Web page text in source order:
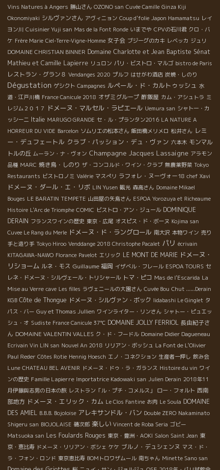
Vins Natures à Angers 勝山さん OZONO san Cuvée Camille Ginza Kiji
Okonomiyaki シルヴァンさん アヴィニョン Coup d'folie Japon Hamamatsu レイ
ヨン川 Cuisinier Yuji san Mas de la Font Ronde いまでや CPVの石川君 クロ・バ
ケ Frère Marie Ciel-Terre-Vigne-Homme 女子会 ブジーグのカキ レベッカ ジュリ
DOMAINE CHRISTIAN BINNER Domaine Charlotte et Jean Baptiste Sénat
Mathieu et Camille Lapierre リュロン パリ・ビストロ・マルゴ bistro de Paris
レストラン・グラン８ Vendanges 2020 プルフ はせがわ酒店 炭焼・しのり
Dégustation ゲシクト Campagnes ルペール・ド・カルトゥッシュ 水
道・江戸川橋 France Canicule 2018 オザミグループ 酢飯屋 カム・アシュトラ ミ
レジム２０１７ ドメーヌ・マルセル・ラピエール Uemura san シャトー・カ
ッシーニ Italie MARUGO GRANDE セ・ル・プランタン2016 LA NATURE A
HORREUR DU VIDE Barcelon ソムリエの松本さん 飯田橋メリメロ 松井さん レミ
ー・デュフェートル クラブ・パッション・デュ・ヴァン 六本木 モンマル
トルの丘 ムーラン・ナ・ヴォン Champagne Jacques Lassaigne アラモン
品種 MARC 焼き鳥・しのり ザ・コンコルド・ワイン・クラブ 無農薬野菜 Tokyo
Restaurants ビストロノミ Valérie マスぺリ ラフォレ・ヌーヴォー18 chef Xavi
ドメーヌ・ダール・エ・リボ LIN Yusen 観光 森高さん Domaine Mikael
Bouges LE BARATIN TEMPETE 山田屋の矢島さん ESPOA Yorozuya et Richeaume
Histoire L'Arc de Triomphe COMIC ビストロ・アン・ジュール DOMINIQUE
DERAIN フランスワインの歴史 東京・広尾 オスピス・ド・ボーヌ Kojima san
Cuvee Le Rang du Merle ドメーヌ・ド・ラングロール 南大沢 本物ワイン 売り
手と造り手 Tokyo Hiroo Venddange 2018 Christophe Pacalet パリ écrivain
KITAGAWA-NAWO Florance Pavelot エリック LE MONT DE MARIE ドメーヌ・
リショーム ルネ・モス Guillaume 福岡 イザベル・フレール ESPOA TOURS セ
レネ・ドメーヌ・シルヴェール・トリシャール トマ・ピコ Mas de l'Escarida La
Mise au Verre cave Les filles ラヴェニールの大園さん Cuvée Bou Chut ......Derain
KGB Côte de Thongue ドメーヌ・シルヴァン・ボック Iidabashi Le Ginglet タ
パス・バー Guy et Thomas Jullien ワインライター・リンさん シャトー・ピュエッ
シュ・オ Sudiste France Canicule 37℃ DOMAINE JOLLY FERRIOL 長由紀子さ
ん DOMAINE VALENTIN VALLES ク・ド・フードル Domaine Didier Dagueneau
Ecrivain Vin LIN san Nouvel An 2018 リリアン・ボッシュ La Font de L'Olivier
Paul Reder Côtes Rotie Hennig Hoesch エノ・コネクション 生産者一押し 飲み会
Lune CHATEAU BEL AVENIR ドメーヌ・ドゥ・ラ・ガランス Histoire du vin ワイ
ンの歴史 Famille Lapierre Importatrice Kadowaki san Julien Derain 2018年11
月伊藤與志男の日本の旅 レストラン「ル・プチ・コメルス」 ロー・フォルト 西南
部地方 ドメーヌ・エリック・カム Le Clos Fantine お肉 Le Soula DOMAINE
DES AMIEL B.B.B. Bojoloise アレキサンドル・バン Double ZERO Nakaminato
Shigeru san BIOJOLAISE 磯次郎 楽しい Vincent de Roba Seria ゴビー
Matsuoka san Les Foulards Rouges 東京・豊洲・AOKI Salon Saint Jean 東
京・恵比寿 ドメーヌ・リリアン・ボシェ ケケ ブルノ・デュシェンヌ マス・ド・
ラ・フォン・ロンド 東京恵比寿 BOMトロワザムール 南ちゃん Minette Sano san